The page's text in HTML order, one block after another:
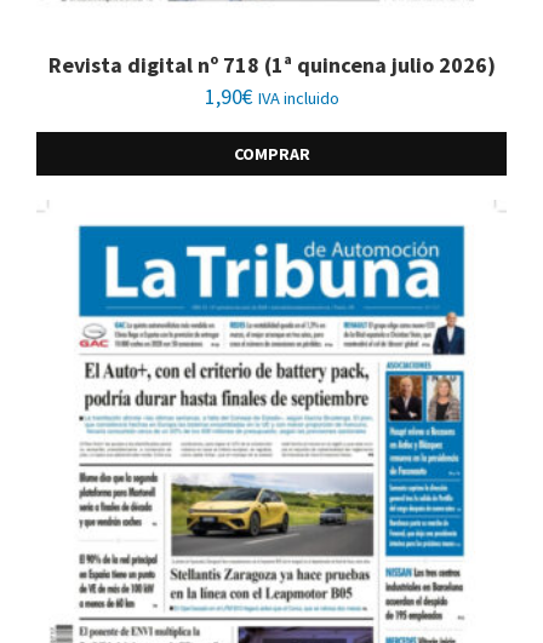
Revista digital nº 718 (1ª quincena julio 2026)
1,90€ IVA incluido
COMPRAR